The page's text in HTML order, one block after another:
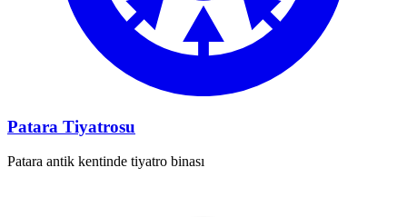
Patara Tiyatrosu
Patara antik kentinde tiyatro binası